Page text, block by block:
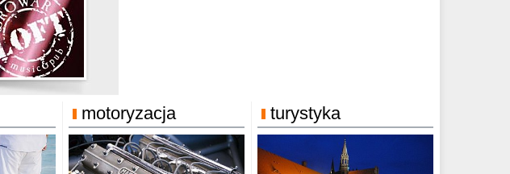
motoryzacja turystyka